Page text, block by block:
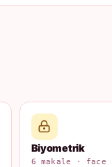
Biyometrik
6 makale · face